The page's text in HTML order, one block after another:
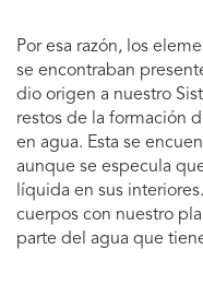
Por esa razón, los
se encontraban
dio origen a nuestro
restos de la formación
en agua. Esta se
aunque se especula
líquida en sus
cuerpos con nuestro
parte del agua que